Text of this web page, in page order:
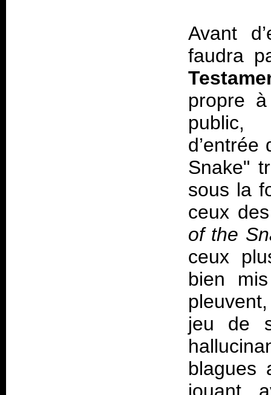
Avant
faudra
propre
public,
Snake"
sous la
ceux
of the
ceux
bien
jeu de
blagues